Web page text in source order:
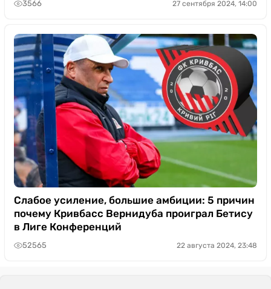
3566 27 сентября 2024, 14:00
Слабое усиление, большие амбиции: 5 причин
почему Кривбасс Вернидуба проиграл Бетису
в Лиге Конференций
52565 22 августа 2024, 23:48